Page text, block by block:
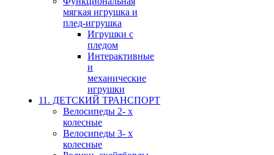
мягкая игрушка и
плед-игрушка
Игрушки с
пледом
Интерактивные
и
механические
игрушки
11. ДЕТСКИЙ ТРАНСПОРТ
Велосипеды 2- х
колесные
Велосипеды 3- х
колесные